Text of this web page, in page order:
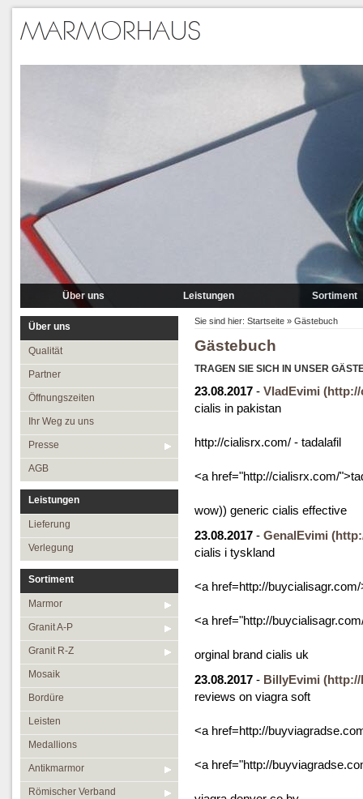
Über uns
Partner
Ihr Weg zu uns
Presse
Leistungen
Lieferung
Verlegung
Sortiment
Marmor
Granit R-Z
Mosaik
Leisten
Über uns
Qualität
Partner
Öffnungszeiten
Ihr Weg zu uns
Presse
AGB
Leistungen
Lieferung
Verlegung
Sortiment
Marmor
Granit A-P
Granit R-Z
Mosaik
Bordüre
Leisten
Medallions
Antikmarmor
Römischer Verband
Sie sind hier: Startseite » Gästebuch
Gästebuch
TRAGEN SIE SICH IN UNSER
23.08.2017 - VladEvimi (http://
cialis in pakistan
http://cialisrx.com/ - tadalafil
<a href="http://cialisrx.com/
wow)) generic cialis effective
23.08.2017 - GenalEvimi
cialis i tyskland
<a href=http://
<a href="http://
orginal brand cialis uk
23.08.2017 - BillyEvimi (http://
reviews on viagra soft
<a href=http://
<a href="http://